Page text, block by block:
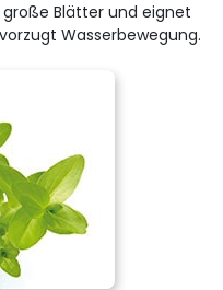
Blätter und eignet
Wasserbewegung.